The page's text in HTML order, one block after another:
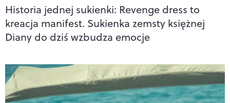
Historia jednej sukienki: Revenge dress to
kreacja manifest. Sukienka zemsty księżnej
Diany do dziś wzbudza emocje